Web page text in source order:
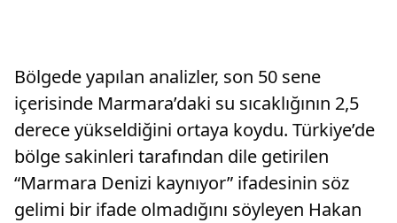
Bölgede yapılan analizler, son 50 sene
içerisinde Marmara’daki su sıcaklığının 2,5
derece yükseldiğini ortaya koydu. Türkiye’de
bölge sakinleri tarafından dile getirilen
“Marmara Denizi kaynıyor” ifadesinin söz
gelimi bir ifade olmadığını söyleyen Hakan